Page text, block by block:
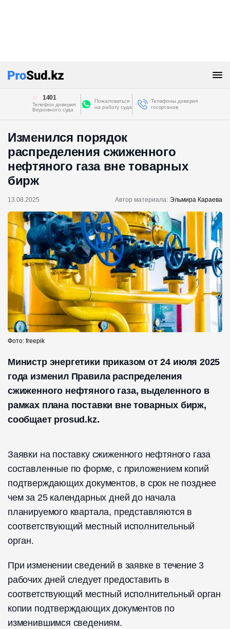
1401
Телефон доверия
Верховного суда
Пожаловаться
на работу суда
Телефоны доверия
госорганов
Изменился порядок
распределения сжиженного
нефтяного газа вне товарных
бирж
13.08.2025 Автор материала: Эльмира Караева
Фото: freepik
Министр энергетики приказом от 24 июля 2025
года изменил Правила распределения
сжиженного нефтяного газа, выделенного в
рамках плана поставки вне товарных бирж,
сообщает prosud.kz.
Заявки на поставку сжиженного нефтяного газа
составленные по форме, с приложением копий
подтверждающих документов, в срок не позднее
чем за 25 календарных дней до начала
планируемого квартала, представляются в
соответствующий местный исполнительный
орган.
При изменении сведений в заявке в течение 3
рабочих дней следует предоставить в
соответствующий местный исполнительный орган
копии подтверждающих документов по
изменившимся сведениям.